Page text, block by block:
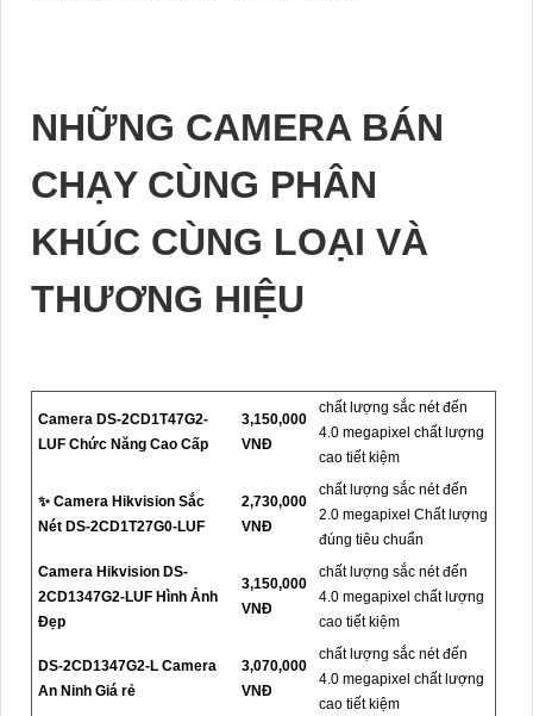
NHỮNG CAMERA BÁN
CHẠY CÙNG PHÂN
KHÚC CÙNG LOẠI VÀ
THƯƠNG HIỆU
Camera DS-2CD1T47G2-
LUF Chức Năng Cao Cấp
3,150,000
VNĐ
chất lượng sắc nét đến
4.0 megapixel chất lượng
cao tiết kiệm
✨ Camera Hikvision Sắc
Nét DS-2CD1T27G0-LUF
2,730,000
VNĐ
chất lượng sắc nét đến
2.0 megapixel Chất lượng
đúng tiêu chuẩn
Camera Hikvision DS-
2CD1347G2-LUF Hình Ảnh
Đẹp
3,150,000
VNĐ
chất lượng sắc nét đến
4.0 megapixel chất lượng
cao tiết kiệm
DS-2CD1347G2-L Camera
An Ninh Giá rẻ
3,070,000
VNĐ
chất lượng sắc nét đến
4.0 megapixel chất lượng
cao tiết kiệm